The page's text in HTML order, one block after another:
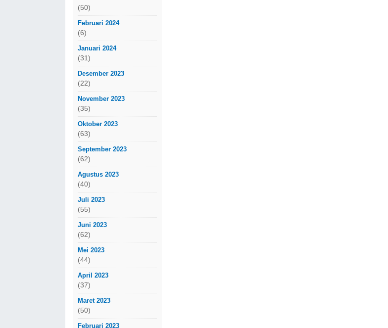
(50)
Februari 2024
(6)
Januari 2024
(31)
Desember 2023
(22)
November 2023
(35)
Oktober 2023
(63)
September 2023
(62)
Agustus 2023
(40)
Juli 2023
(55)
Juni 2023
(62)
Mei 2023
(44)
April 2023
(37)
Maret 2023
(50)
Februari 2023